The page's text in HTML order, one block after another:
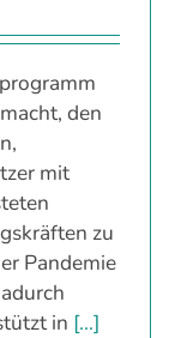
den
mit
zu
Pandemie
in [...]